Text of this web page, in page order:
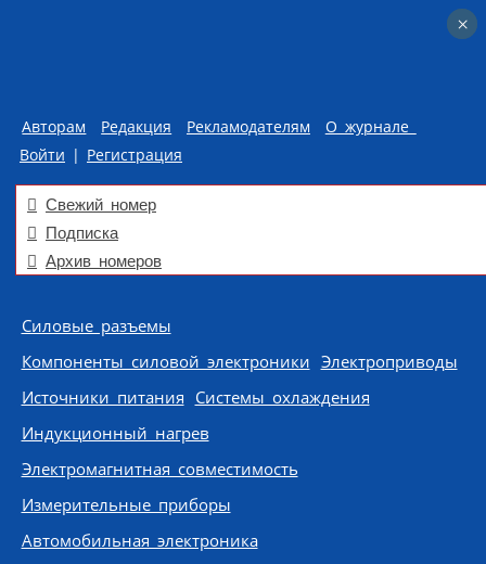
Авторам Редакция Рекламодателям
О журнале
Войти | Регистрация
Свежий номер
Подписка
Архив номеров
Skip to content
Силовые разъемы
Компоненты силовой электроники Электроприводы
Источники питания Системы охлаждения
Индукционный нагрев
Электромагнитная совместимость
Измерительные приборы
Автомобильная электроника
×
×